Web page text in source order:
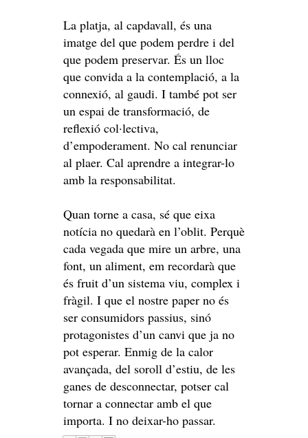
La platja, al capdavall, és una
imatge del que podem perdre i del
que podem preservar. És un lloc
que convida a la contemplació, a la
connexió, al gaudi. I també pot ser
un espai de transformació, de
reflexió col·lectiva,
d’empoderament. No cal renunciar
al plaer. Cal aprendre a integrar-lo
amb la responsabilitat.
Quan torne a casa, sé que eixa
notícia no quedarà en l’oblit. Perquè
cada vegada que mire un arbre, una
font, un aliment, em recordarà que
és fruit d’un sistema viu, complex i
fràgil. I que el nostre paper no és
ser consumidors passius, sinó
protagonistes d’un canvi que ja no
pot esperar. Enmig de la calor
avançada, del soroll d’estiu, de les
ganes de desconnectar, potser cal
tornar a connectar amb el que
importa. I no deixar-ho passar.